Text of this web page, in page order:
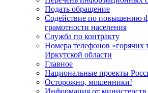
Подать обращение
Содействие по повышению
грамотности населения
Служба по контракту
Номера телефонов
Иркутской области
Главное
Национальные проекты
Осторожно, мошенники!
Информация от